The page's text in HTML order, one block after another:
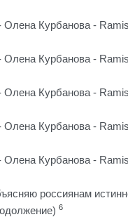
Олена Курбанова -
Олена Курбанова -
Олена Курбанова -
Олена Курбанова -
Олена Курбанова -
россиянам
6